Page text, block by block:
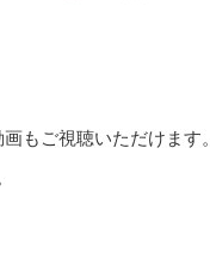
もご視聴いただけます。